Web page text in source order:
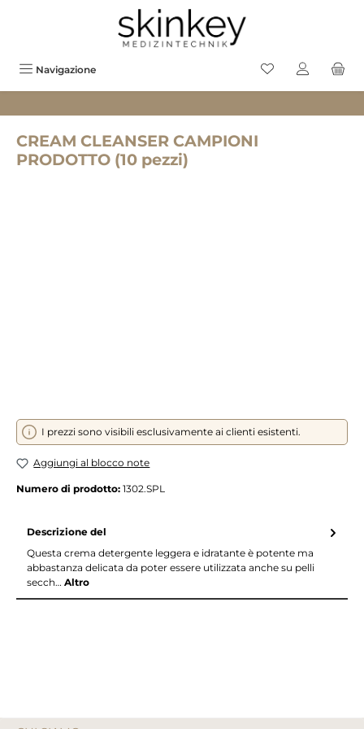
Navigazione Hai 0 prodotti sul
CREAM CLEANSER CAMPIONI
PRODOTTO (10 pezzi)
I prezzi sono visibili esclusivamente ai clienti esistenti.
Aggiungi al blocco note
Numero di prodotto: 1302.SPL
Descrizione del
Questa crema detergente leggera e idratante è potente ma
abbastanza delicata da poter essere utilizzata anche su pelli
secch… Altro